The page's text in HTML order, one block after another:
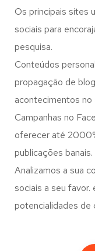
Os principais sites
sociais para
pesquisa.
Conteúdos
propagação de
acontecimentos no
Campanhas no
oferecer até
publicações banais.
Analizamos a sua
sociais a seu favor.
potencialidades de